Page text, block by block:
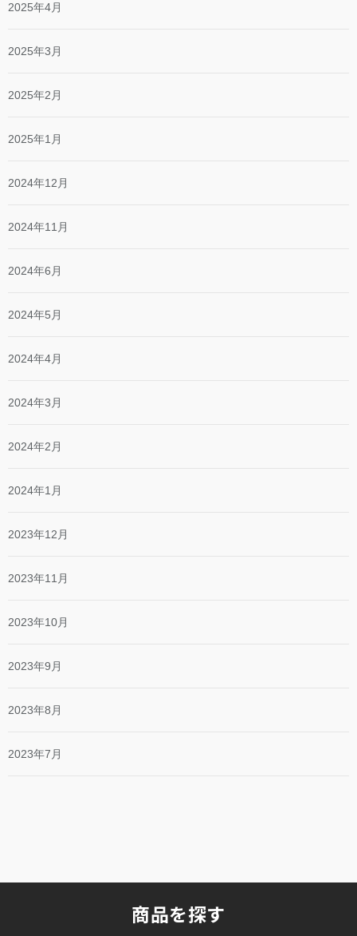
2025年4月
2025年3月
2025年2月
2025年1月
2024年12月
2024年11月
2024年6月
2024年5月
2024年4月
2024年3月
2024年2月
2024年1月
2023年12月
2023年11月
2023年10月
2023年9月
2023年8月
2023年7月
商品を探す